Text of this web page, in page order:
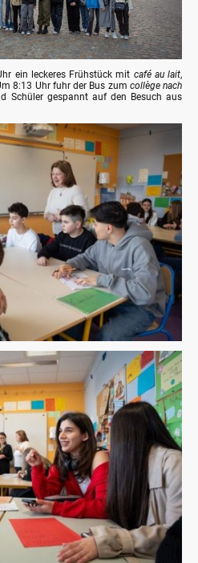
ein leckeres Frühstück mit café au lait,
8:13 Uhr fuhr der Bus zum collège nach
Schüler gespannt auf den Besuch aus